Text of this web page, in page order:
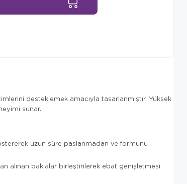
desteklemek amacıyla tasarlanmıştır. Yüksek
sunar.
uzun süre paslanmadan ve formunu
alınan baklalar birleştirilerek ebat genişletmesi